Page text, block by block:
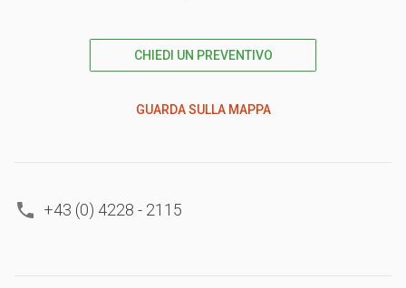
CHIEDI UN PREVENTIVO
GUARDA SULLA MAPPA
+43 (0) 4228 - 2115